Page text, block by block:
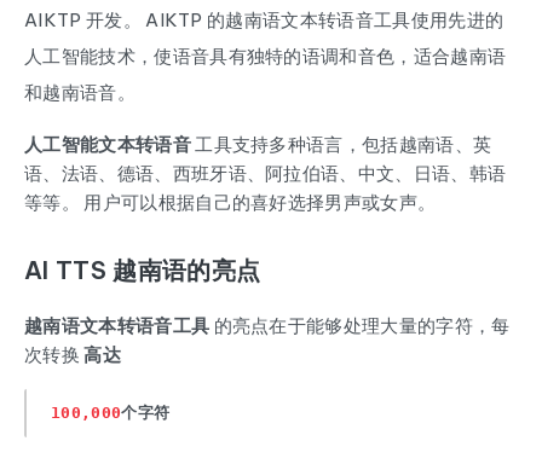
AIKTP 开发。 AIKTP 的越南语文本转语音工具使用先进的
人工智能技术，使语音具有独特的语调和音色，适合越南语
和越南语音。
人工智能文本转语音工具支持多种语言，包括越南语、英
语、法语、德语、西班牙语、阿拉伯语、中文、日语、韩语
等等。 用户可以根据自己的喜好选择男声或女声。
AI TTS 越南语的亮点
越南语文本转语音工具 的亮点在于能够处理大量的字符，每
次转换高达
100,000个字符